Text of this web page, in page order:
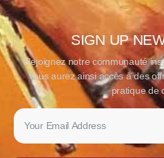
SIGN UP
Rejoignez notre communauté
Vous aurez ainsi accès à des
pratique de